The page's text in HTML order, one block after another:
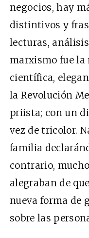
negocios, hay
distintivos y
lecturas,
marxismo fue la
científica,
la Revolución
priista; con un
vez de tricolor.
familia
contrario,
alegraban de
nueva forma de
sobre las